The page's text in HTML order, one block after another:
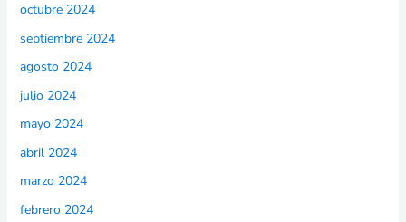
octubre 2024
septiembre 2024
agosto 2024
julio 2024
mayo 2024
abril 2024
marzo 2024
febrero 2024